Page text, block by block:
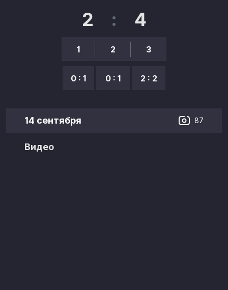
2 : 4
1
0 : 1
2
0 : 1
3
2 : 2
14 сентября 87
Видео